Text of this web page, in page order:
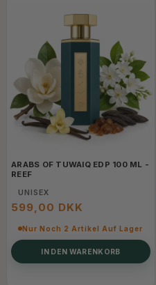
ARABS OF TUWAIQ EDP 100 ML -
REEF
UNISEX
599,00 DKK
Nur Noch 2 Artikel Auf Lager
IN DEN WARENKORB